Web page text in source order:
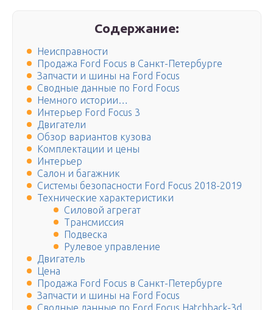
Содержание:
Неисправности
Продажа Ford Focus в Санкт-Петербурге
Запчасти и шины на Ford Focus
Сводные данные по Ford Focus
Немного истории…
Интерьер Ford Focus 3
Двигатели
Обзор вариантов кузова
Комплектации и цены
Интерьер
Салон и багажник
Системы безопасности Ford Focus 2018-2019
Технические характеристики
Силовой агрегат
Трансмиссия
Подвеска
Рулевое управление
Двигатель
Цена
Продажа Ford Focus в Санкт-Петербурге
Запчасти и шины на Ford Focus
Сводные данные по Ford Focus Hatchback-3d